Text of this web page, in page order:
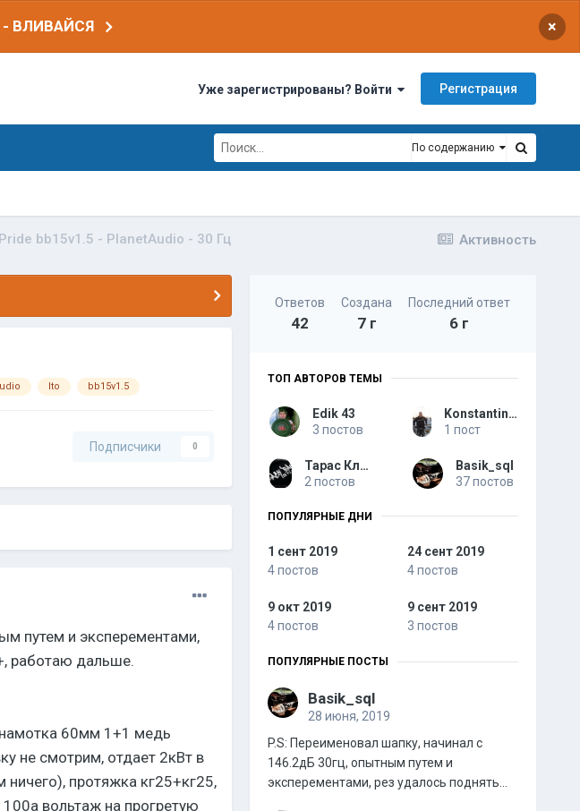
ВЛИВАЙСЯ ×
Уже зарегистрированы? Войти Регистрация
По содержанию
Активность
bb15v1.5 - PlanetAudio - 30 Гц
lto bb15v1.5
Подписчики 0
путем и эксперементами,
работаю дальше.
намотка 60мм 1+1 медь
не смотрим, отдает 2кВт в
протяжка кг25+кг25,
100a вольтаж на прогретую
Ответов
42
Создана
7 г
Последний ответ
6 г
ТОП АВТОРОВ ТЕМЫ
Edik 43
3 постов
Konstantin Sergeev
1 пост
Тарас Кльован
2 постов
Basik_sql
37 постов
ПОПУЛЯРНЫЕ ДНИ
1 сент 2019
4 постов
24 сент 2019
4 постов
9 окт 2019
4 постов
9 сент 2019
3 постов
ПОПУЛЯРНЫЕ ПОСТЫ
Basik_sql
28 июня, 2019
P.S: Переименовал шапку, начинал с
146.2дБ 30гц, опытным путем и
эксперементами, рез удалось поднять...